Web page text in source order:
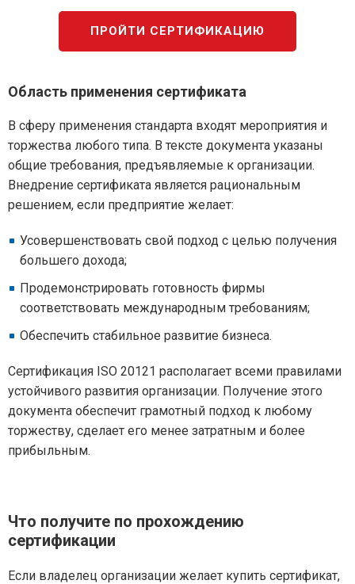
ПРОЙТИ СЕРТИФИКАЦИЮ
Область применения сертификата
В сферу применения стандарта входят мероприятия и
торжества любого типа. В тексте документа указаны
общие требования, предъявляемые к организации.
Внедрение сертификата является рациональным
решением, если предприятие желает:
Усовершенствовать свой подход с целью получения
большего дохода;
Продемонстрировать готовность фирмы
соответствовать международным требованиям;
Обеспечить стабильное развитие бизнеса.
Сертификация ISO 20121 располагает всеми правилами
устойчивого развития организации. Получение этого
документа обеспечит грамотный подход к любому
торжеству, сделает его менее затратным и более
прибыльным.
Что получите по прохождению
сертификации
Если владелец организации желает купить сертификат,